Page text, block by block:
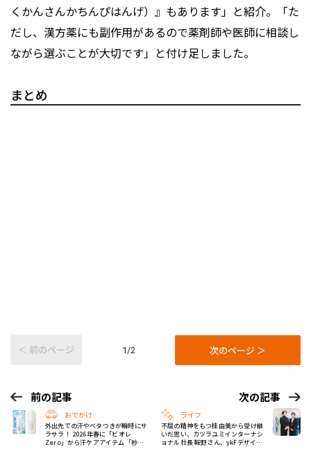
くかんさんかちんぴはんげ）』もあります」と紹介。「た
だし、漢方薬にも副作用があるので薬剤師や医師に相談し
ながら選ぶことが大切です」と付け足しました。
まとめ
＜ 前のページ 1/2 次のページ ＞
前の記事
おでかけ
外出先での汗やベタつきが瞬時にサ
ラサラ！ 2026年春に「ビオレ
Zero」から汗ケアアイテム「秒さ
次の記事
ライフ
不屈の精神をもつ桂由美から受け継
いだ思い、カツラユミインターナシ
ョナル社長 鞍野さん、ykFデザイナ